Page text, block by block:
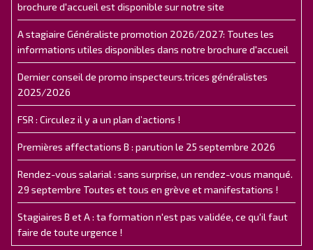
brochure d'accueil est disponible sur notre site
A stagiaire Généraliste promotion 2026/2027: Toutes les
informations utiles disponibles dans notre brochure d'accueil
Dernier conseil de promo inspecteurs.trices généralistes
2025/2026
FSR : Circulez il y a un plan d’actions !
Premières affectations B : parution le 25 septembre 2026
Rendez-vous salarial : sans surprise, un rendez-vous manqué.
29 septembre Toutes et tous en grève et manifestations !
Stagiaires B et A : ta formation n'est pas validée, ce qu'il faut
faire de toute urgence !